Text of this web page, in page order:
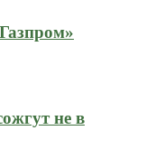
не в